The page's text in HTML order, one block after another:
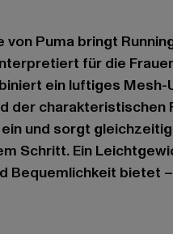
von Puma bringt
für die
ein luftiges
der charakteristischen
und sorgt
Schritt. Ein
Bequemlichkeit bietet